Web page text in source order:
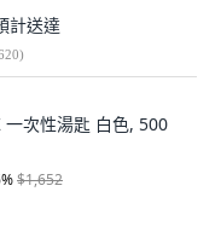
計送達
)
一次性湯匙 白色, 500
%$1,652